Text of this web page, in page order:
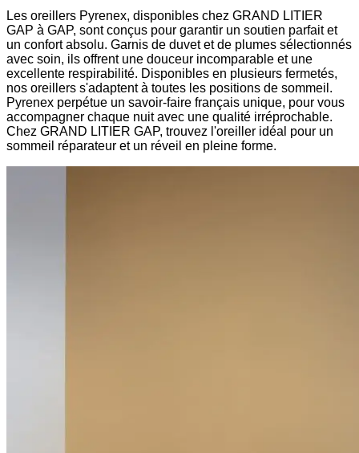
Les oreillers Pyrenex, disponibles chez GRAND LITIER
GAP à GAP, sont conçus pour garantir un soutien parfait et
un confort absolu. Garnis de duvet et de plumes sélectionnés
avec soin, ils offrent une douceur incomparable et une
excellente respirabilité. Disponibles en plusieurs fermetés,
nos oreillers s'adaptent à toutes les positions de sommeil.
Pyrenex perpétue un savoir-faire français unique, pour vous
accompagner chaque nuit avec une qualité irréprochable.
Chez GRAND LITIER GAP, trouvez l'oreiller idéal pour un
sommeil réparateur et un réveil en pleine forme.